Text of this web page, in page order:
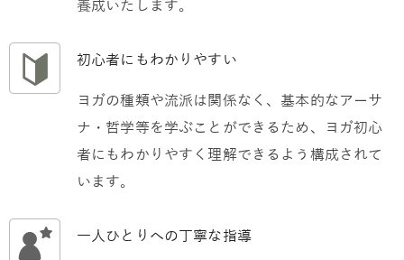
養成いたします。
初心者にもわかりやすい
ヨガの種類や流派は関係なく、基本的なアーサ
ナ・哲学等を学ぶことができるため、ヨガ初心
者にもわかりやすく理解できるよう構成されて
います。
一人ひとりへの丁寧な指導